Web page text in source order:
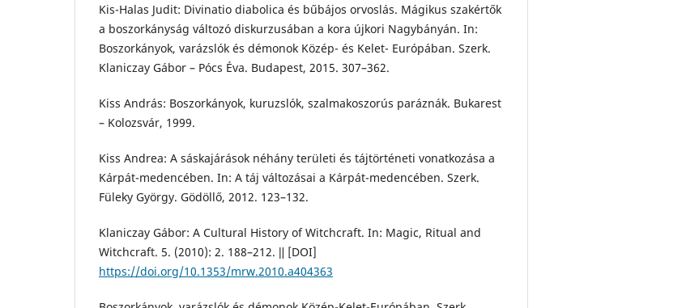
Kis-Halas Judit: Divinatio diabolica és bűbájos orvoslás. Mágikus szakértők
a boszorkányság változó diskurzusában a kora újkori Nagybányán. In:
Boszorkányok, varázslók és démonok Közép- és Kelet- Európában. Szerk.
Klaniczay Gábor – Pócs Éva. Budapest, 2015. 307–362.
Kiss András: Boszorkányok, kuruzslók, szalmakoszorús paráznák. Bukarest
– Kolozsvár, 1999.
Kiss Andrea: A sáskajárások néhány területi és tájtörténeti vonatkozása a
Kárpát-medencében. In: A táj változásai a Kárpát-medencében. Szerk.
Füleky György. Gödöllő, 2012. 123–132.
Klaniczay Gábor: A Cultural History of Witchcraft. In: Magic, Ritual and
Witchcraft. 5. (2010): 2. 188–212. ǁ [DOI]
https://doi.org/10.1353/mrw.2010.a404363